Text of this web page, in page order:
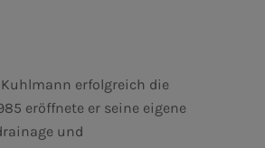
erfolgreich die
eröffnete er seine eigene
und